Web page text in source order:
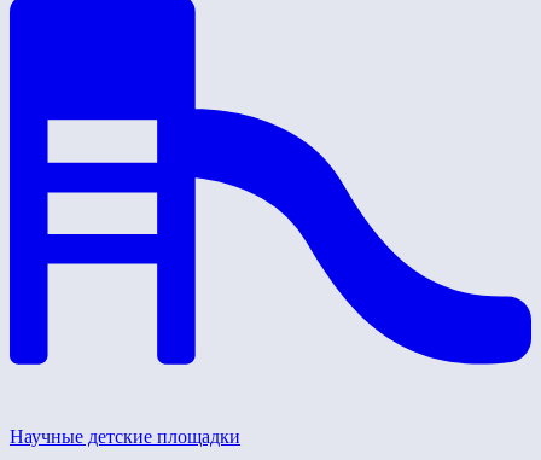
Научные детские площадки